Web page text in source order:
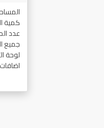
كمية
عدد
جميع
لوحة